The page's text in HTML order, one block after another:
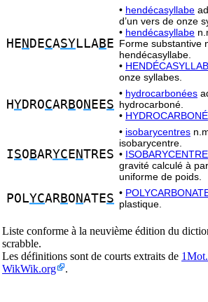
HE N DECASYLLAB E
• hendécasyllabe
d’un vers de onze
• hendécasyllabe
Forme substantive
hendécasyllabe.
•
onze syllabes.
HYDROCARBO N EES
• hydrocarbonées
hydrocarboné.
• HYDROCARBONÉ,
ISO BARYC E NTRES
• isobarycentres
isobarycentre.
• ISOBARYCENTRE
gravité calculé à
uniforme de poids.
POLYCARBO NATES •
plastique.
Liste conforme à la neuvième édition du
scrabble.
Les définitions sont de courts extraits de
WikWik.org
.